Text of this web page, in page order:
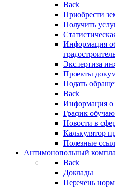
Back
Приобрести
Получить
Информация
Экспертиза
Проекты
Подать
Back
Информация о
График
Новости в
Калькулятор
Полезные
Антимонопольный
Back
Доклады
Перечень